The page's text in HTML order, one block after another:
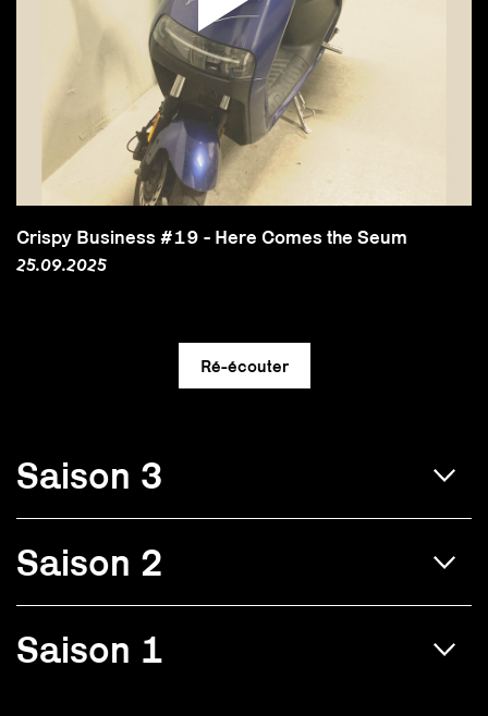
Crispy Business #19 - Here Comes the Seum
25.09.2025
Saison 3
Saison 2
Saison 1